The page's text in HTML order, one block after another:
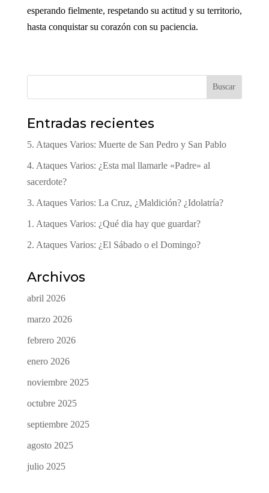
esperando fielmente, respetando su actitud y su territorio,
hasta conquistar su corazón con su paciencia.
Buscar
Entradas recientes
5. Ataques Varios: Muerte de San Pedro y San Pablo
4. Ataques Varios: ¿Esta mal llamarle «Padre» al
sacerdote?
3. Ataques Varios: La Cruz, ¿Maldición? ¿Idolatría?
1. Ataques Varios: ¿Qué dia hay que guardar?
2. Ataques Varios: ¿El Sábado o el Domingo?
Archivos
abril 2026
marzo 2026
febrero 2026
enero 2026
noviembre 2025
octubre 2025
septiembre 2025
agosto 2025
julio 2025